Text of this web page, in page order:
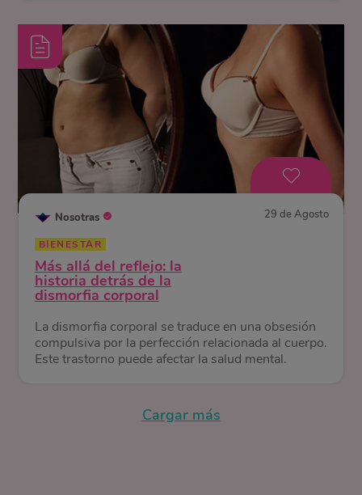
Nosotras 29 de Agosto
BIENESTAR
Más allá del reflejo: la
historia detrás de la
dismorfia corporal
La dismorfia corporal se traduce en una obsesión
compulsiva por la perfección relacionada al cuerpo.
Este trastorno puede afectar la salud mental.
Cargar más